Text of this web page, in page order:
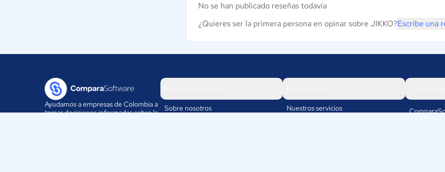
No se han publicado reseñas todavía
¿Quieres ser la primera persona en opinar sobre JIKKO?Escribe una
Ayudamos a empresas de Colombia a
tomar decisiones informadas sobre la
Sobre nosotros
Nuestros servicios